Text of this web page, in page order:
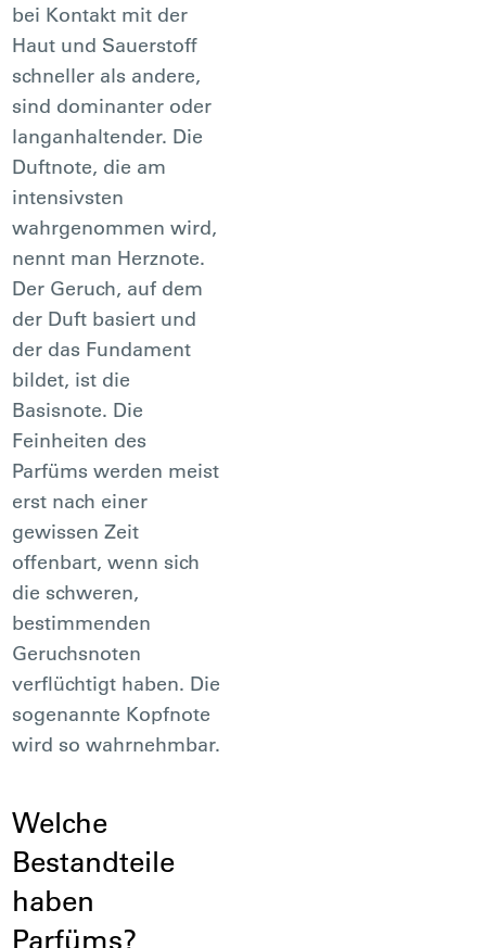
bei Kontakt mit der
Haut und Sauerstoff
schneller als andere,
sind dominanter oder
langanhaltender. Die
Duftnote, die am
intensivsten
wahrgenommen wird,
nennt man Herznote.
Der Geruch, auf dem
der Duft basiert und
der das Fundament
bildet, ist die
Basisnote. Die
Feinheiten des
Parfüms werden meist
erst nach einer
gewissen Zeit
offenbart, wenn sich
die schweren,
bestimmenden
Geruchsnoten
verflüchtigt haben. Die
sogenannte Kopfnote
wird so wahrnehmbar.
Welche
Bestandteile
haben
Parfüms?